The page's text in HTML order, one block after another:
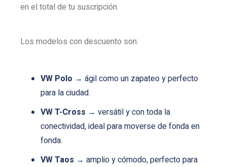
en el total de tu suscripción.
Los modelos con descuento son:
VW Polo → ágil como un zapateo y perfecto
para la ciudad.
VW T-Cross → versátil y con toda la
conectividad, ideal para moverse de fonda en
fonda.
VW Taos → amplio y cómodo, perfecto para